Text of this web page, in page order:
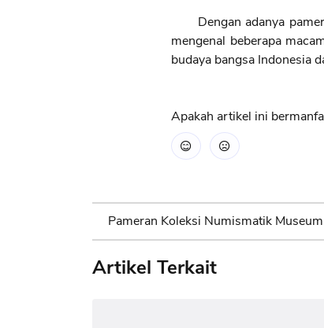
Dengan adanya
mengenal beberapa
budaya bangsa Indonesia
Apakah artikel ini
Pameran Koleksi Numismatik
Artikel Terkait